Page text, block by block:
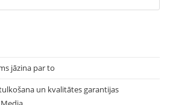
jāzina par to
un kvalitātes garantijas